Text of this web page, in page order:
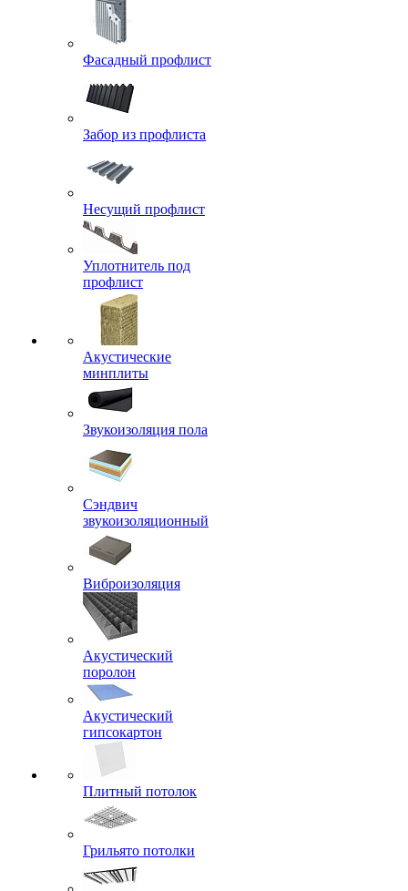
Фасадный профлист
Забор из профлиста
Несущий профлист
Уплотнитель под
профлист
Акустические
минплиты
Звукоизоляция пола
Сэндвич
звукоизоляционный
Виброизоляция
Акустический
поролон
Акустический
гипсокартон
Плитный потолок
Грильято потолки